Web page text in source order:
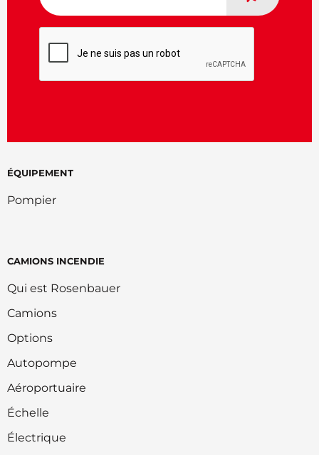
ÉQUIPEMENT
Pompier
CAMIONS INCENDIE
Qui est Rosenbauer
Camions
Options
Autopompe
Aéroportuaire
Échelle
Électrique